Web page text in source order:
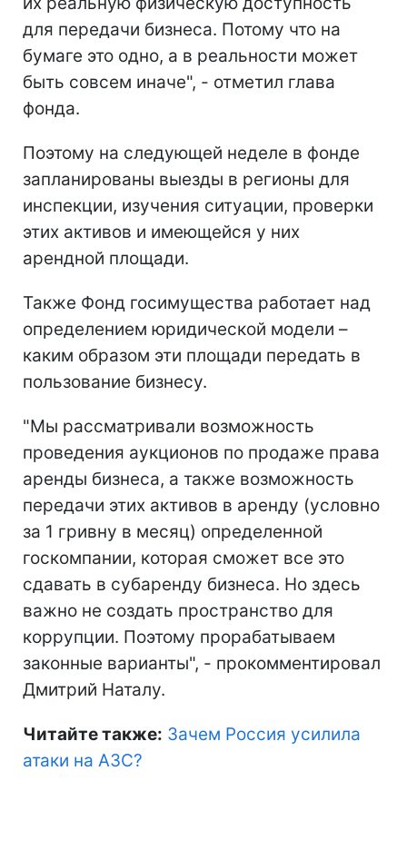
для передачи бизнеса. Потому что на
бумаге это одно, а в реальности может
быть совсем иначе", - отметил глава
фонда.
Поэтому на следующей неделе в фонде
запланированы выезды в регионы для
инспекции, изучения ситуации, проверки
этих активов и имеющейся у них
арендной площади.
Также Фонд госимущества работает над
определением юридической модели –
каким образом эти площади передать в
пользование бизнесу.
"Мы рассматривали возможность
проведения аукционов по продаже права
аренды бизнеса, а также возможность
передачи этих активов в аренду (условно
за 1 гривну в месяц) определенной
госкомпании, которая сможет все это
сдавать в субаренду бизнеса. Но здесь
важно не создать пространство для
коррупции. Поэтому прорабатываем
законные варианты", - прокомментировал
Дмитрий Наталу.
Читайте также: Зачем Россия усилила
атаки на АЗС?